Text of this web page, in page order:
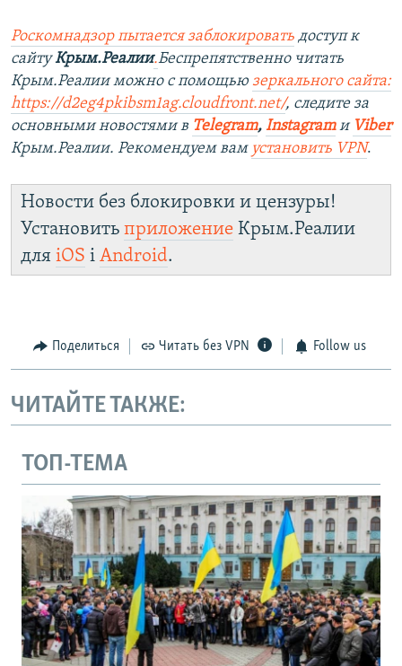
Роскомнадзор пытается заблокировать доступ к
сайтуКрым.Реалии.Беспрепятственно читать
Крым.Реалии можно с помощью зеркального сайта:
https://d2eg4pkibsm1ag.cloudfront.net/, следите за
основными новостями в Telegram, Instagramи Viber
Крым.Реалии. Рекомендуем вам установить VPN.
Новости без блокировки и цензуры!
Установить приложение Крым.Реалии
для iOS і Android.
Поделиться Читать без VPN Follow us
ЧИТАЙТЕ ТАКЖЕ:
ТОП-ТЕМА